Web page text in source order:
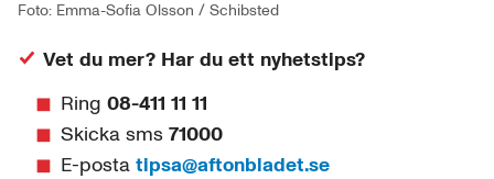
Foto: Emma-Sofia Olsson / Schibsted
Vet du mer? Har du ett nyhetstips?
Ring 08-411 11 11
Skicka sms 71000
E-posta tipsa@aftonbladet.se